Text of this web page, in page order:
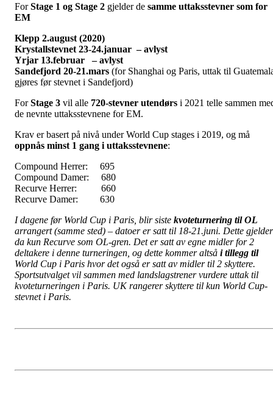
ForStage 1 og Stage 2 gjelder de samme uttaksstevner som for
EM
Klepp 2.august (2020)
Krystallstevnet 23-24.januar – avlyst
Yrjar 13.februar – avlyst
Sandefjord 20-21.mars (for Shanghai og Paris, uttak til
gjøres før stevnet i Sandefjord)
ForStage 3 vil alle 720-stevner utendørs i 2021 telle sammen
de nevnte uttaksstevnene for EM.
Krav er basert på nivå under World Cup stages i 2019, og må
oppnås minst 1 gang i uttaksstevnene:
Compound Herrer: 695
Compound Damer: 680
Recurve Herrer: 660
Recurve Damer: 630
I dagene før World Cup i Paris, blir siste kvoteturnering til OL
arrangert (samme sted) – datoer er satt til 18-21.juni. Dette gjelder
da kun Recurve som OL-gren. Det er satt av egne midler for 2
deltakere i denne turneringen, og dette kommer altså i tillegg til
World Cup i Paris hvor det også er satt av midler til 2 skyttere.
Sportsutvalget vil sammen med landslagstrener vurdere uttak til
kvoteturneringen i Paris. UK rangerer skyttere til kun World Cup-
stevnet i Paris.